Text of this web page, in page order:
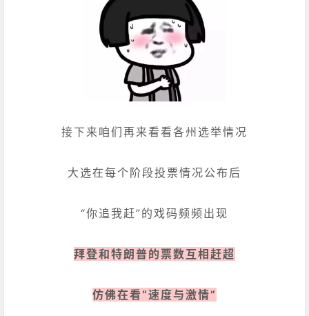
接下来咱们再来看看各州选举情况
大选在每个阶段投票情况公布后
“你追我赶”的戏码频频出现
拜登和特朗普的票数互相赶超
仿佛在看“速度与激情”